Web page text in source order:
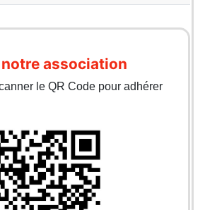
association
le QR Code pour adhérer